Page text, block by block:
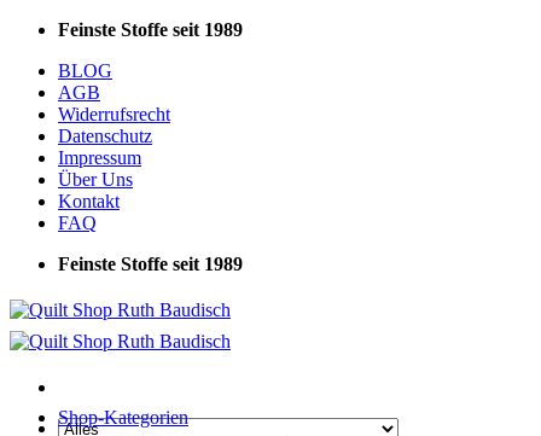
Zum
springen
Feinste Stoffe seit 1989
BLOG
AGB
Widerrufsrecht
Datenschutz
Impressum
Über Uns
Kontakt
FAQ
Feinste Stoffe seit 1989
Shop-Kategorien